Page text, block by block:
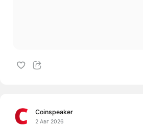
Coinspeaker
2 Авг 2026